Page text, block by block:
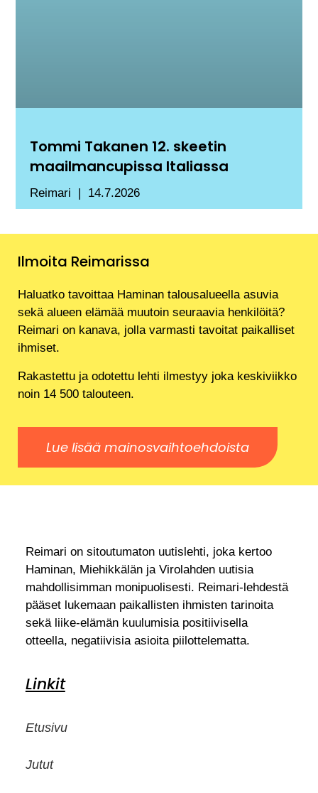
Tommi Takanen 12. skeetin
maailmancupissa Italiassa
Reimari 14.7.2026
Ilmoita Reimarissa
Haluatko tavoittaa Haminan talousalueella asuvia
sekä alueen elämää muutoin seuraavia henkilöitä?
Reimari on kanava, jolla varmasti tavoitat paikalliset
ihmiset.
Rakastettu ja odotettu lehti ilmestyy joka keskiviikko
noin 14 500 talouteen.
Lue lisää mainosvaihtoehdoista
Reimari on sitoutumaton uutislehti, joka kertoo
Haminan, Miehikkälän ja Virolahden uutisia
mahdollisimman monipuolisesti. Reimari-lehdestä
pääset lukemaan paikallisten ihmisten tarinoita
sekä liike-elämän kuulumisia positiivisella
otteella, negatiivisia asioita piilottelematta.
Linkit
Etusivu
Jutut